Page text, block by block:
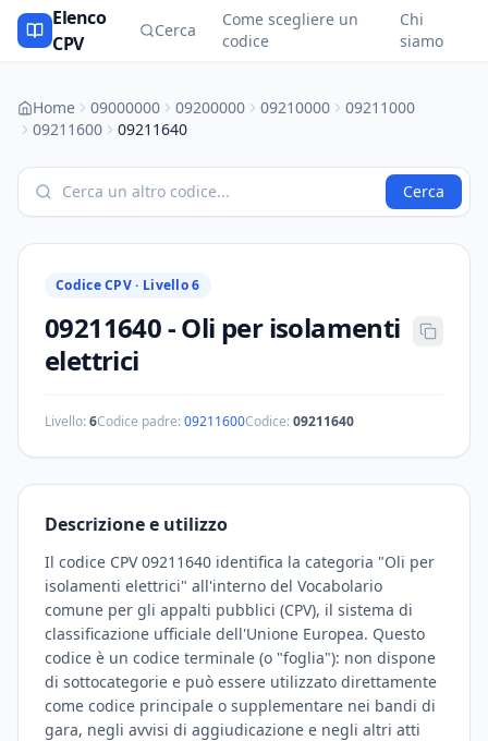
Elenco
CPV
Cerca
Come scegliere un
codice
Chi
siamo
Home 09000000 09200000 09210000
09211000
09211600
09211640
Cerca
Codice CPV · Livello 6
09211640-Oli per isolamenti
elettrici
Livello:6Codice padre:09211600Codice:09211640
Descrizione e utilizzo
Il codice CPV 09211640 identifica la categoria "Oli per
isolamenti elettrici" all'interno del Vocabolario
comune per gli appalti pubblici (CPV), il sistema di
classificazione ufficiale dell'Unione Europea. Questo
codice è un codice terminale (o "foglia"): non dispone
di sottocategorie e può essere utilizzato direttamente
come codice principale o supplementare nei bandi di
gara, negli avvisi di aggiudicazione e negli altri atti